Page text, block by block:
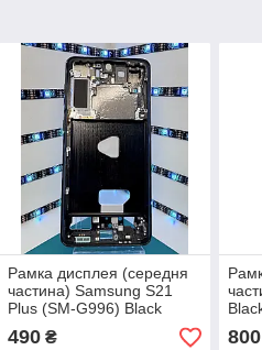
Рамка дисплея (середня
частина) Samsung S21
Plus (SM-G996) Black
490₴ 800